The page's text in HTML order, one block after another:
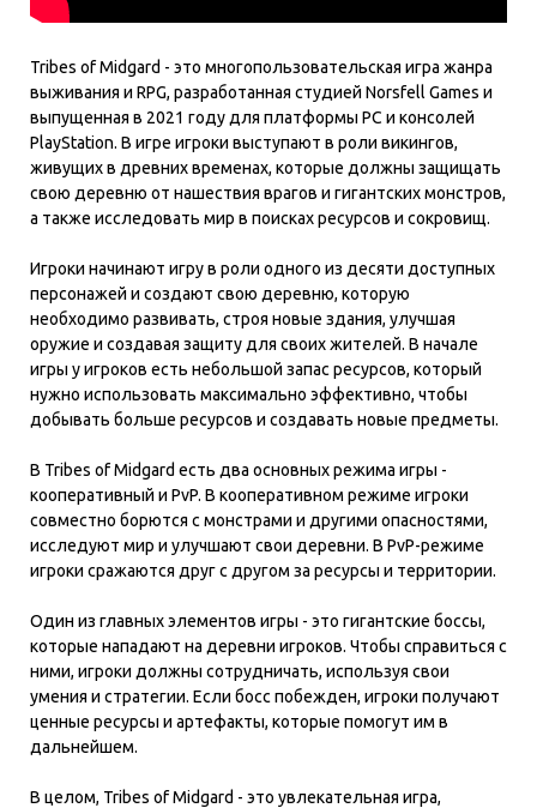
Tribes of Midgard - это многопользовательская игра жанра
выживания и RPG, разработанная студией Norsfell Games и
выпущенная в 2021 году для платформы PC и консолей
PlayStation. В игре игроки выступают в роли викингов,
живущих в древних временах, которые должны защищать
свою деревню от нашествия врагов и гигантских монстров,
а также исследовать мир в поисках ресурсов и сокровищ.
Игроки начинают игру в роли одного из десяти доступных
персонажей и создают свою деревню, которую
необходимо развивать, строя новые здания, улучшая
оружие и создавая защиту для своих жителей. В начале
игры у игроков есть небольшой запас ресурсов, который
нужно использовать максимально эффективно, чтобы
добывать больше ресурсов и создавать новые предметы.
В Tribes of Midgard есть два основных режима игры -
кооперативный и PvP. В кооперативном режиме игроки
совместно борются с монстрами и другими опасностями,
исследуют мир и улучшают свои деревни. В PvP-режиме
игроки сражаются друг с другом за ресурсы и территории.
Один из главных элементов игры - это гигантские боссы,
которые нападают на деревни игроков. Чтобы справиться с
ними, игроки должны сотрудничать, используя свои
умения и стратегии. Если босс побежден, игроки получают
ценные ресурсы и артефакты, которые помогут им в
дальнейшем.
В целом, Tribes of Midgard - это увлекательная игра,